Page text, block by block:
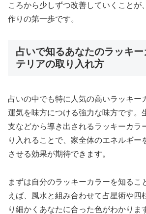
ころから少しずつ改善していくことが
作りの第一歩です。
占いで知るあなたのラッキ
テリアの取り入れ方
占いの中でも特に人気の高いラッキー
運気を味方につける強力な味方です。
支などから導き出されるラッキーカラ
り入れることで、家全体のエネルギー
させる効果が期待できます。
まずは自分のラッキーカラーを知るこ
えば、風水と組み合わせて占星術や四
り細かくあなたに合った色がわかりま